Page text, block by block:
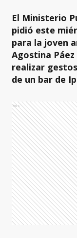
El Ministerio
pidió este
para la joven
Agostina
realizar
de un bar de
Ads